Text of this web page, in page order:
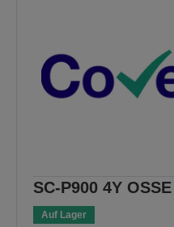
SC-P900 4Y
Auf Lager